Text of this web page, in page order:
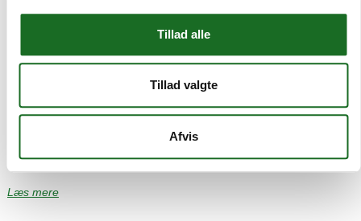
Tillad alle
Tillad valgte
Afvis
Hvidovre er blandt de 10 mest utrygge kommuner
landsdækkende undersøgelse. Det placerer Hvidovre Kommune i
bunden sammen med andre vestegnskommuner.
Læs mere